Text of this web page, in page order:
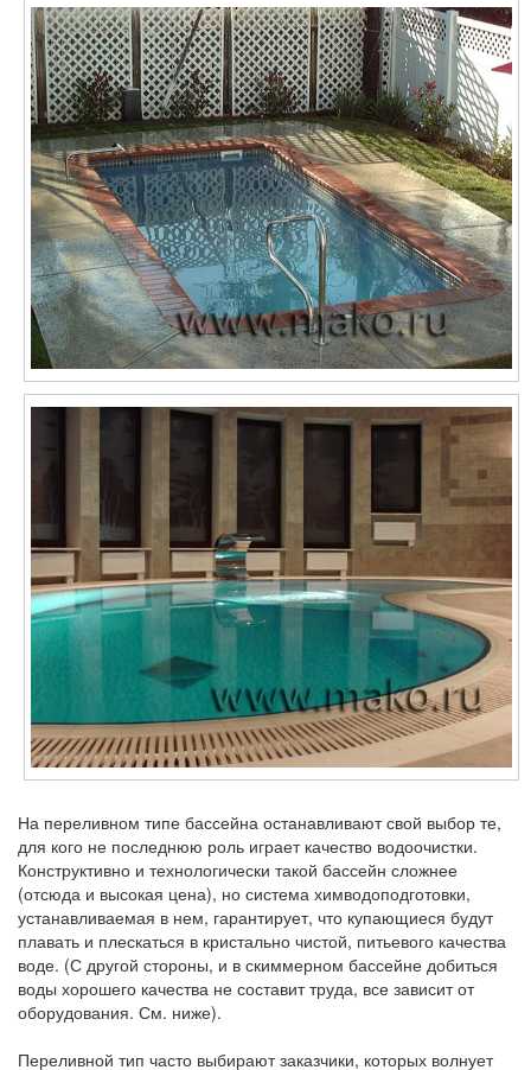
На переливном типе бассейна останавливают свой выбор те,
для кого не последнюю роль играет качество водоочистки.
Конструктивно и технологически такой бассейн сложнее
(отсюда и высокая цена), но система химводоподготовки,
устанавливаемая в нем, гарантирует, что купающиеся будут
плавать и плескаться в кристально чистой, питьевого качества
воде. (С другой стороны, и в скиммерном бассейне добиться
воды хорошего качества не составит труда, все зависит от
оборудования. См. ниже).
Переливной тип часто выбирают заказчики, которых волнует